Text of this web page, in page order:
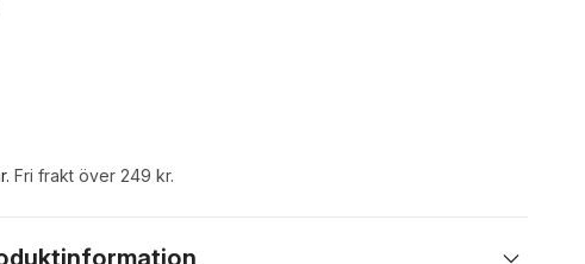
. Fri frakt över 249 kr.